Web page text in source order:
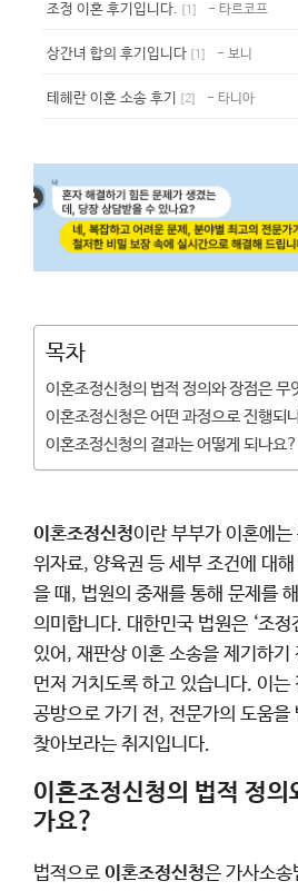
조정 이혼 후기입니다. [1 ] - 타르코프
상간녀 합의 후기입니다 [1 ] - 보니
테헤란 이혼 소송 후기 [2] - 타니아
목차
이혼조정신청의 법적 정의와 장점은 무
이혼조정신청은 어떤 과정으로 진행되
이혼조정신청의 결과는 어떻게 되나요?
이혼조정신청이란 부부가 이혼에
위자료, 양육권 등 세부 조건에 대
을 때, 법원의 중재를 통해 문제를
의미합니다. 대한민국 법원은 ‘조정
있어, 재판상 이혼 소송을 제기하기
먼저 거치도록 하고 있습니다. 이는
공방으로 가기 전, 전문가의 도움을
찾아보라는 취지입니다.
이혼조정신청의 법적 정의
가요?
법적으로 이혼조정신청은 가사소송